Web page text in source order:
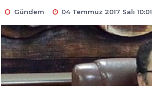
Gündem 04 Temmuz 2017 Salı 10:01